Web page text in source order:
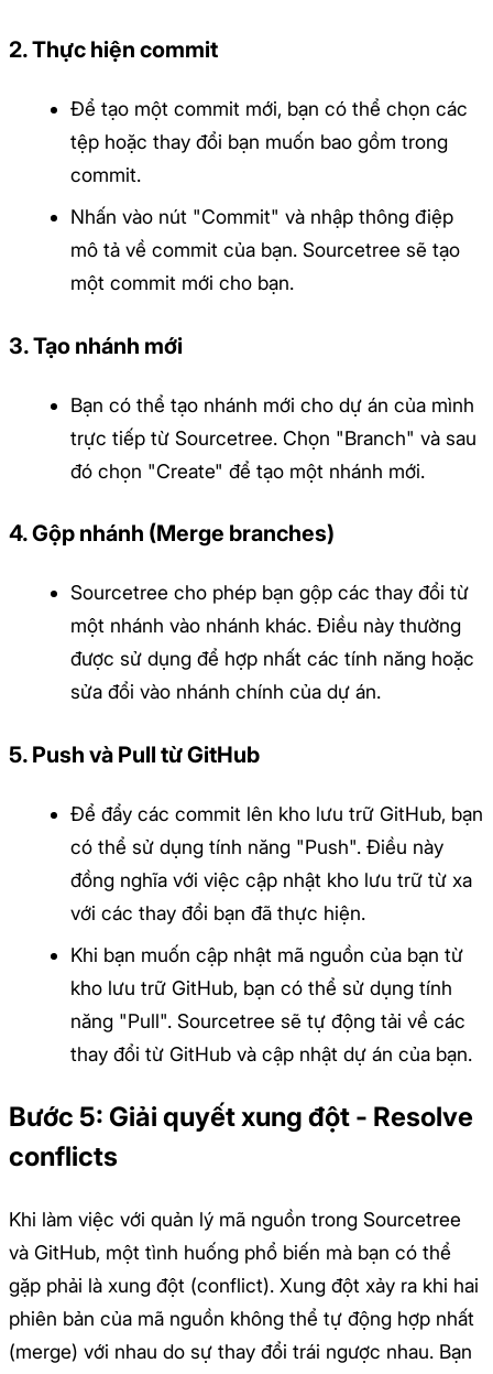
2. Thực hiện commit
Để tạo một commit mới, bạn có thể chọn các
tệp hoặc thay đổi bạn muốn bao gồm trong
commit.
Nhấn vào nút "Commit" và nhập thông điệp
mô tả về commit của bạn. Sourcetree sẽ tạo
một commit mới cho bạn.
3. Tạo nhánh mới
Bạn có thể tạo nhánh mới cho dự án của mình
trực tiếp từ Sourcetree. Chọn "Branch" và sau
đó chọn "Create" để tạo một nhánh mới.
4.Gộp nhánh (Merge branches)
Sourcetree cho phép bạn gộp các thay đổi từ
một nhánh vào nhánh khác. Điều này thường
được sử dụng để hợp nhất các tính năng hoặc
sửa đổi vào nhánh chính của dự án.
5. Push và Pull từ GitHub
Để đẩy các commit lên kho lưu trữ GitHub, bạn
có thể sử dụng tính năng "Push". Điều này
đồng nghĩa với việc cập nhật kho lưu trữ từ xa
với các thay đổi bạn đã thực hiện.
Khi bạn muốn cập nhật mã nguồn của bạn từ
kho lưu trữ GitHub, bạn có thể sử dụng tính
năng "Pull". Sourcetree sẽ tự động tải về các
thay đổi từ GitHub và cập nhật dự án của bạn.
Bước 5: Giải quyết xung đột - Resolve
conflicts
Khi làm việc với quản lý mã nguồn trong Sourcetree
và GitHub, một tình huống phổ biến mà bạn có thể
gặp phải là xung đột (conflict). Xung đột xảy ra khi hai
phiên bản của mã nguồn không thể tự động hợp nhất
(merge) với nhau do sự thay đổi trái ngược nhau. Bạn